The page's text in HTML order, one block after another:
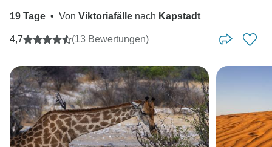
19 Tage • Von Viktoriafälle nach Kapstadt
4,7 (13 Bewertungen)